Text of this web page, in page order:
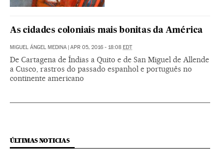
As cidades coloniais mais bonitas da América
MIGUEL ÁNGEL MEDINA | APR 05, 2016 - 18:08 EDT
De Cartagena de Índias a Quito e de San Miguel de Allende
a Cusco, rastros do passado espanhol e português no
continente americano
ÚLTIMAS NOTICIAS